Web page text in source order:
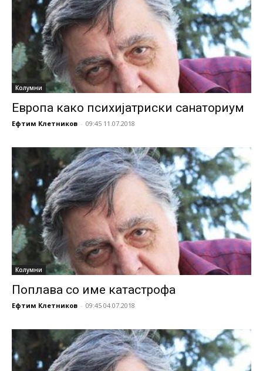
Колумни
Европа како психијатриски санаториум
Ефтим Клетников - 09:45 11.07.2018
Колумни
Поплава со име катастрофа
Ефтим Клетников - 09:45 04.07.2018